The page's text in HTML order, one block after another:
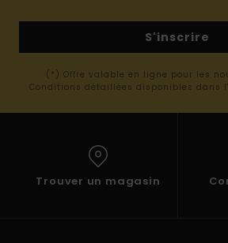
S'inscrire
(*) Offre valable en ligne pour les
Conditions détaillées disponibles dans
Trouver un magasin